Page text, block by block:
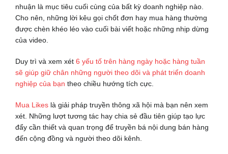
nhuận là mục tiêu cuối cùng của bất kỳ doanh nghiệp nào.
Cho nên, những lời kêu gọi chốt đơn hay mua hàng thường
được chèn khéo léo vào cuối bài viết hoặc những nhịp dừng
của video.
Duy trì và xem xét 6 yếu tố trên hàng ngày hoặc hàng tuần
sẽ giúp giữ chân những người theo dõi và phát triển doanh
nghiệp của bạn theo chiều hướng tích cực.
Mua Likeslà giải pháp truyền thông xã hội mà bạn nên xem
xét. Những lượt tương tác hay chia sẻ đầu tiên giúp tạo lực
đẩy cần thiết và quan trọng để truyền bá nội dung bán hàng
đến cộng đồng và người theo dõi kênh.